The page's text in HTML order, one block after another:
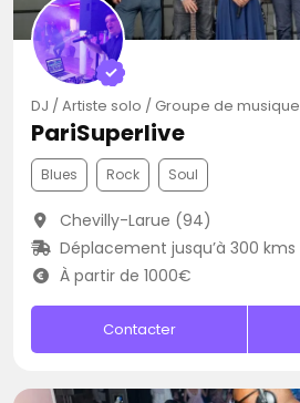
DJ / Artiste solo / Groupe de musique
PariSuperlive
Blues Rock Soul
Chevilly-Larue (94)
Déplacement jusqu’à 300 kms
À partir de 1000€
Contacter